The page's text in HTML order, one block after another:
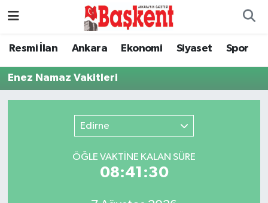
Resmi İlan Ankara Ekonomi Siyaset Spor
Enez Namaz Vakitleri
Edirne
ÖĞLE VAKTİNE KALAN SÜRE
08:41:30
Ankara
Asayiş
Nöbetçi Eczaneler
Hava Durumu
Trafik Durumu
Süper Lig Puan Durumu ve Fikstür
Tüm Manşetler